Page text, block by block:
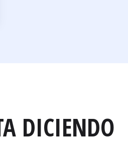
DICIENDO